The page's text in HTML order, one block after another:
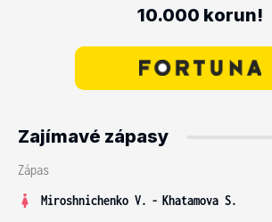
10.000 korun!
Zajímavé zápasy
Zápas
Miroshnichenko V. - Khatamova S.